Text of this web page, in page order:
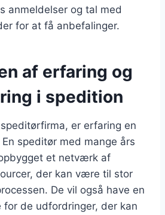
anmeldelser og tal med
for at få anbefalinger.
af erfaring og
i spedition
er erfaring en
speditør med mange års
et netværk af
der kan være til stor
De vil også have en
for de udfordringer, der kan